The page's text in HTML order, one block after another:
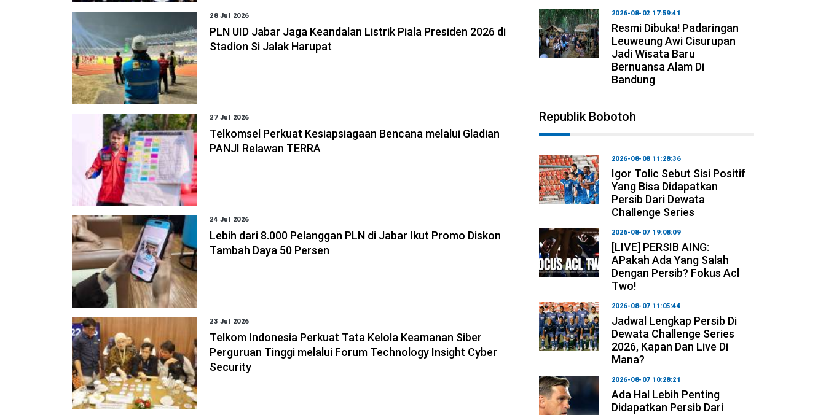
28 Jul 2026
PLN UID Jabar Jaga Keandalan Listrik Piala Presiden 2026 di
Stadion Si Jalak Harupat
27 Jul 2026
Telkomsel Perkuat Kesiapsiagaan Bencana melalui Gladian
PANJI Relawan TERRA
24 Jul 2026
Lebih dari 8.000 Pelanggan PLN di Jabar Ikut Promo Diskon
Tambah Daya 50 Persen
23 Jul 2026
Telkom Indonesia Perkuat Tata Kelola Keamanan Siber
Perguruan Tinggi melalui Forum Technology Insight Cyber
Security
2026-08-02 17:59:41
Resmi Dibuka! Padaringan
Leuweung Awi Cisurupan
Jadi Wisata Baru
Bernuansa Alam Di
Bandung
Republik Bobotoh
2026-08-08 11:28:36
Igor Tolic Sebut Sisi Positif
Yang Bisa Didapatkan
Persib Dari Dewata
Challenge Series
2026-08-07 19:08:09
[LIVE] PERSIB AING:
APakah Ada Yang Salah
Dengan Persib? Fokus Acl
Two!
2026-08-07 11:05:44
Jadwal Lengkap Persib Di
Dewata Challenge Series
2026, Kapan Dan Live Di
Mana?
2026-08-07 10:28:21
Ada Hal Lebih Penting
Didapatkan Persib Dari